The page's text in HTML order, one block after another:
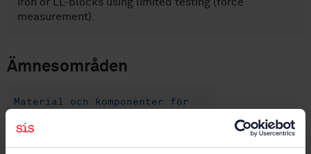
iron or LL-blocks using limited testing (force
measurement).
Ämnesområden
Material och komponenter för